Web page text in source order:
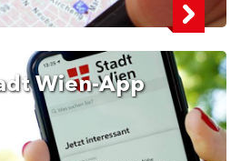
Stadt Wien-App